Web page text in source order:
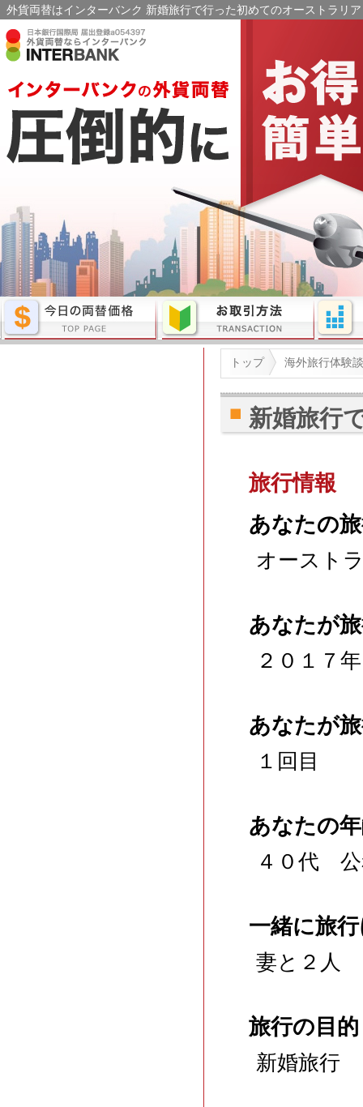
外貨両替はインターバンク 新婚旅行で行った初めてのオーストラリ
トップ 海外旅行体験談
新婚旅行
旅行情報
あなたの
オースト
あなたが
２０１７
あなたが
１回目
あなたの
４０代
一緒に旅
妻と２人
旅行の目的
新婚旅行